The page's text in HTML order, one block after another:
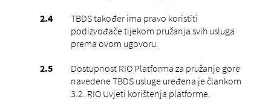
TBDS također ima pravo koristiti
podizvođače tijekom pružanja svih usluga
prema ovom ugovoru.
Dostupnost RIO Platforma za pružanje gore
navedene TBDS usluge uređena je člankom
3.2. RIO Uvjeti korištenja platforme.